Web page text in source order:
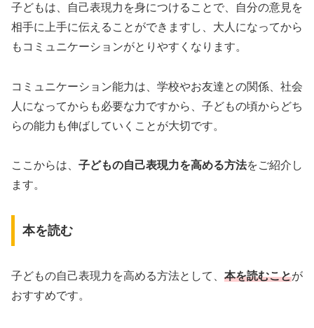
子どもは、自己表現力を身につけることで、自分の意見を
相手に上手に伝えることができますし、大人になってから
もコミュニケーションがとりやすくなります。
コミュニケーション能力は、学校やお友達との関係、社会
人になってからも必要な力ですから、子どもの頃からどち
らの能力も伸ばしていくことが大切です。
ここからは、 子どもの自己表現力を高める方法をご紹介し
ます。
本を読む
子どもの自己表現力を高める方法として、 本を読むことが
おすすめです。